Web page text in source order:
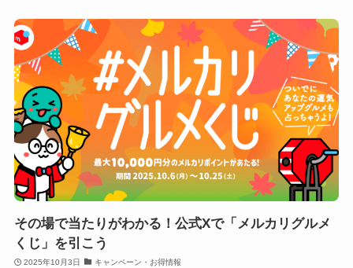
その場で当たりがわかる！公式Xで「メルカリグルメ
くじ」を引こう
2025年10月3日 キャンペーン・お得情報